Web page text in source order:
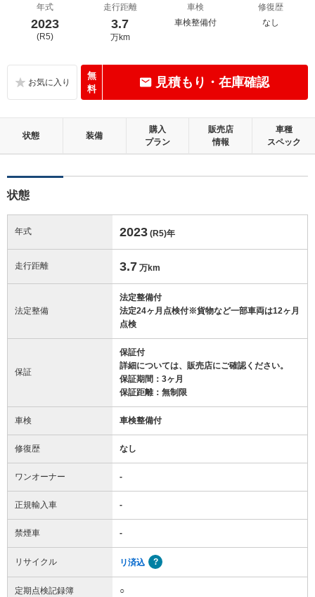
年式
2023
(R5)
走行距離
3.7
万km
車検
車検整備付
修復歴
なし
無
料
見積もり・在庫確認
状態 装備
購入
プラン
販売店
情報
車種
スペック
状態
年式 2023 (R5)年
走行距離 3.7 万km
法定整備
法定整備付
法定24ヶ月点検付※貨物など一部車両は12ヶ月
点検
保証
保証付
詳細については、販売店にご確認ください。
保証期間：3ヶ月
保証距離：無制限
車検 車検整備付
修復歴 なし
ワンオーナー -
正規輸入車 -
禁煙車 -
リサイクル リ済込
定期点検記録簿 ○